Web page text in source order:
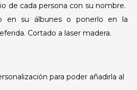
de cada persona con su nombre.
en su álbunes o ponerlo en la
Cortado a laser madera.
para poder añadirla al